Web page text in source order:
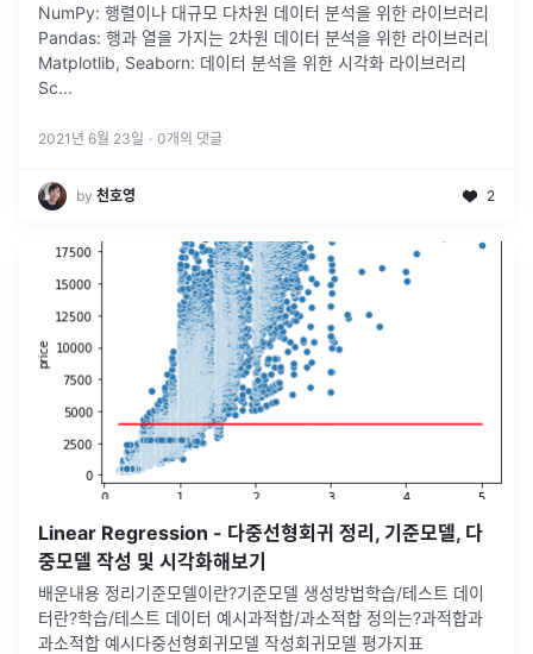
NumPy: 행렬이나 대규모 다차원 데이터 분석을 위한 라이브러리
Pandas: 행과 열을 가지는 2차원 데이터 분석을 위한 라이브러리
Matplotlib, Seaborn: 데이터 분석을 위한 시각화 라이브러리
Sc...
2021년 6월 23일 · 0개의 댓글
by 천호영 2
Linear Regression - 다중선형회귀 정리, 기준모델, 다
중모델 작성 및 시각화해보기
배운내용 정리기준모델이란?기준모델 생성방법학습/테스트 데이
터란?학습/테스트 데이터 예시과적합/과소적합 정의는?과적합과
과소적합 예시다중선형회귀모델 작성회귀모델 평가지표